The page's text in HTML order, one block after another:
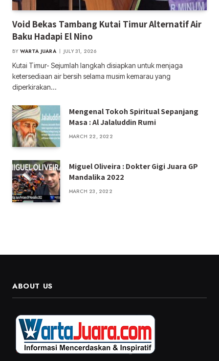
Void Bekas Tambang Kutai Timur Alternatif Air
Baku Hadapi El Nino
BY WARTA JUARA JULY 31, 2026
Kutai Timur- Sejumlah langkah disiapkan untuk menjaga
ketersediaan air bersih selama musim kemarau yang
diperkirakan…
Mengenal Tokoh Spiritual Sepanjang
Masa : Al Jalaluddin Rumi
MARCH 22, 2022
Miguel Oliveira : Dokter Gigi Juara GP
Mandalika 2022
MARCH 23, 2022
ABOUT US